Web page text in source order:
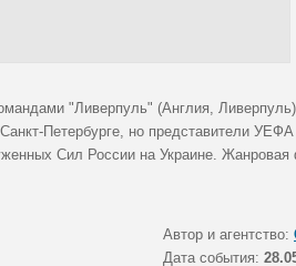
"Ливерпуль" (Англия,
Петербурге, но представители
Сил России на Украине.
Автор и агентство:
Дата события: